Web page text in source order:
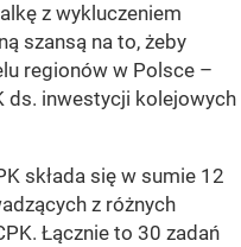
z wykluczeniem
szansą na to, żeby
regionów w Polsce –
ds. inwestycji kolejowych
składa się w sumie 12
z różnych
Łącznie to 30 zadań